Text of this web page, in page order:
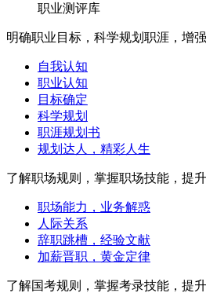
职业测评库
明确职业目标，科学规划职涯，增
自我认知
职业认知
目标确定
科学规划
职涯规划书
规划达人，精彩人生
了解职场规则，掌握职场技能，提
职场能力，业务解惑
人际关系
辞职跳槽，经验文献
加薪晋职，黄金定律
了解国考规则，掌握考录技能，提